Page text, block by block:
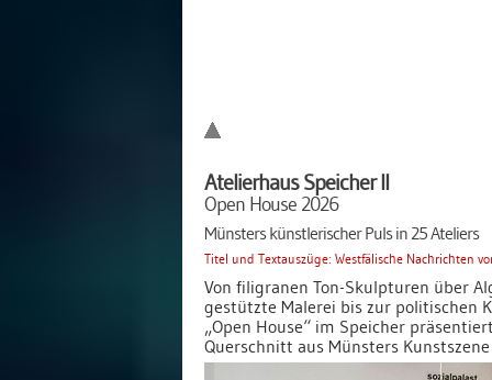
Atelierhaus Speicher II
Open House 2026
Münsters künstlerischer Puls in 25 Ateliers
Titel und Textauszüge: Westfälische Nachrichten
Von filigranen Ton-Skulpturen über
gestützte Malerei bis zur politischen
„Open House“ im Speicher
Querschnitt aus Münsters